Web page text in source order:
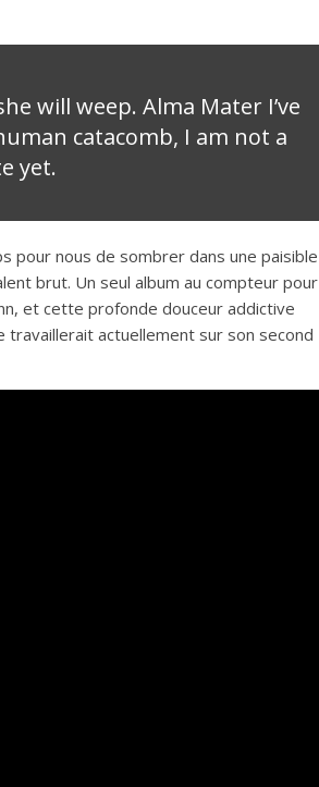
will weep. Alma Mater I’ve
catacomb, I am not a
yet.
pour nous de sombrer dans une paisible
brut. Un seul album au compteur pour
et cette profonde douceur addictive
travaillerait actuellement sur son second